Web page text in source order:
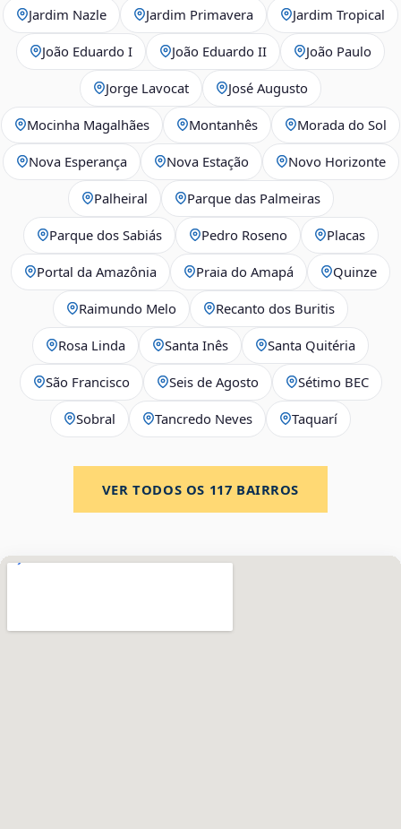
Jardim Nazle Jardim Primavera Jardim Tropical
João Eduardo I João Eduardo II João Paulo
Jorge Lavocat José Augusto
Mocinha Magalhães Montanhês Morada do Sol
Nova Esperança Nova Estação Novo Horizonte
Palheiral Parque das Palmeiras
Parque dos Sabiás Pedro Roseno Placas
Portal da Amazônia Praia do Amapá Quinze
Raimundo Melo Recanto dos Buritis
Rosa Linda Santa Inês Santa Quitéria
São Francisco Seis de Agosto Sétimo BEC
Sobral Tancredo Neves Taquarí
VER TODOS OS 117 BAIRROS